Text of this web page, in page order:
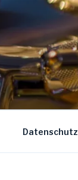
Datenschutz